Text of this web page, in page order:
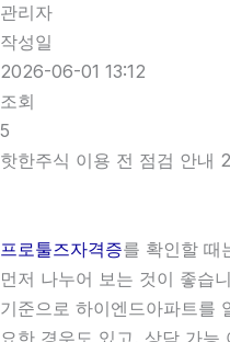
관리자
작성일
2026-06-01 13:12
조회
5
핫한주식 이용 전 점검 안내
프로툴즈자격증를 확인할 때
먼저 나누어 보는 것이 좋습
기준으로 하이엔드아파트를